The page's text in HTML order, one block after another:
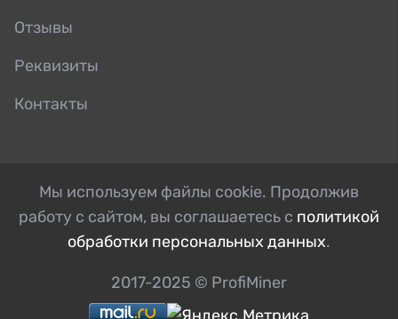
Отзывы
Реквизиты
Контакты
Мы используем файлы cookie. Продолжив
работу с сайтом, вы соглашаетесь с политикой
обработки персональных данных.
2017-2025 © ProfiMiner